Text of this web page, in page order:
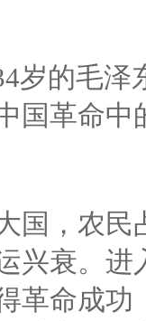
的毛泽
国革命
，农民
兴衰。
革命成